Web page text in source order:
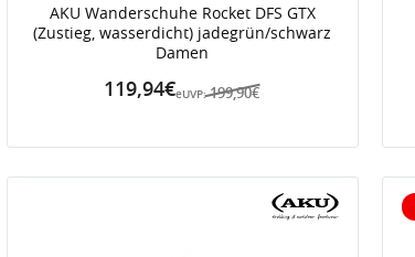
AKU Wanderschuhe Rocket DFS GTX
(Zustieg, wasserdicht) jadegrün/schwarz
Damen
eUVP: 199,90€
119,94€